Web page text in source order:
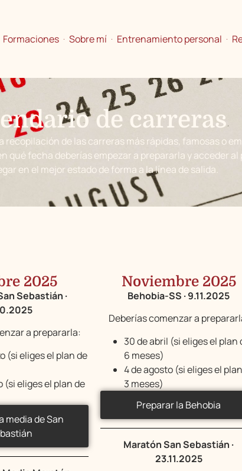
Formaciones Sobre mí Entrenamiento personal
de carreras
recopilación de las carreras más rápidas, famosas o
qué fecha deberías empezar a prepararla y acceder
en el mejor estado de forma a la línea de salida.
2025
Sebastián ·
a prepararla:
(si eliges el plan de
(si eliges el plan de
media de San
Noviembre 2025
Behobia-SS · 9.11.2025
Deberías comenzar a
30 de abril (si eliges el plan
6 meses)
4 de agosto (si eliges el
3 meses)
Preparar la Behobia
Maratón San Sebastián ·
23.11.2025